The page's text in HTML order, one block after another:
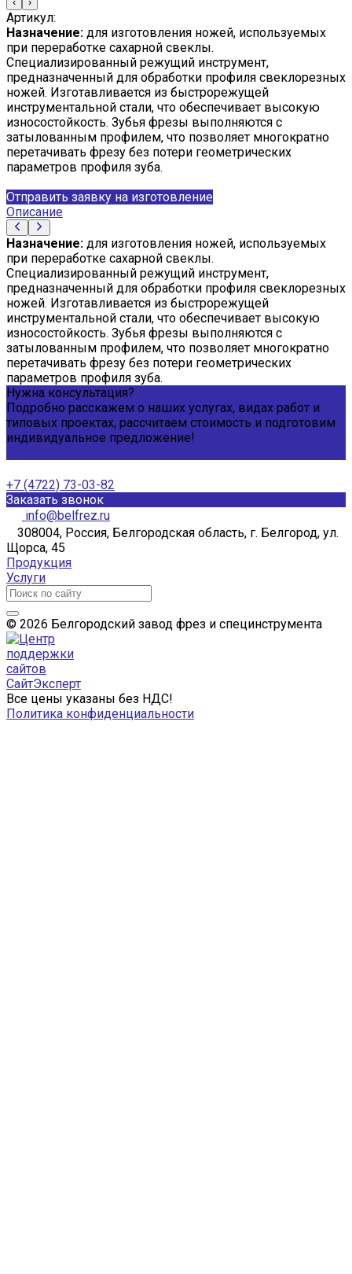
Артикул:
Назначение: для изготовления ножей, используемых
при переработке сахарной свеклы.
Специализированный режущий инструмент,
предназначенный для обработки профиля свеклорезных
ножей. Изготавливается из быстрорежущей
инструментальной стали, что обеспечивает высокую
износостойкость. Зубья фрезы выполняются с
затылованным профилем, что позволяет многократно
перетачивать фрезу без потери геометрических
параметров профиля зуба.
Отправить заявку на изготовление
Описание
Назначение: для изготовления ножей, используемых
при переработке сахарной свеклы.
Специализированный режущий инструмент,
предназначенный для обработки профиля свеклорезных
ножей. Изготавливается из быстрорежущей
инструментальной стали, что обеспечивает высокую
износостойкость. Зубья фрезы выполняются с
затылованным профилем, что позволяет многократно
перетачивать фрезу без потери геометрических
параметров профиля зуба.
Нужна консультация?
Подробно расскажем о наших услугах, видах работ и
типовых проектах, рассчитаем стоимость и подготовим
индивидуальное предложение!
+7 (4722) 73-03-82
Заказать звонок
info@belfrez.ru
308004, Россия, Белгородская область, г. Белгород, ул.
Щорса, 45
Продукция
Услуги
© 2026 Белгородский завод фрез и специнструмента
Все цены указаны без НДС!
Политика конфиденциальности